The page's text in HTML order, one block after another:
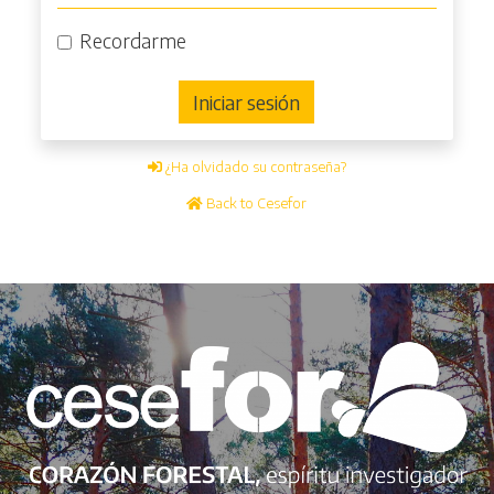
Recordarme
Iniciar sesión
¿Ha olvidado su contraseña?
Back to Cesefor